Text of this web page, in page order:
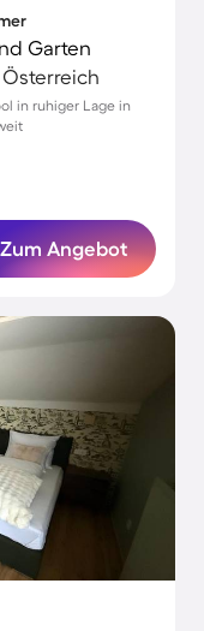
Garten
in ruhiger Lage in
Zum Angebot